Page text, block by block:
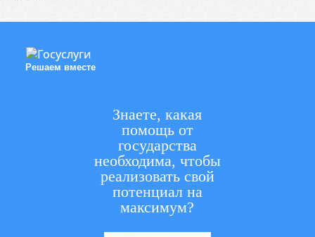
Решаем вместе
Знаете, какая
помощь от
государства
необходима, чтобы
реализовать свой
потенциал на
максимум?